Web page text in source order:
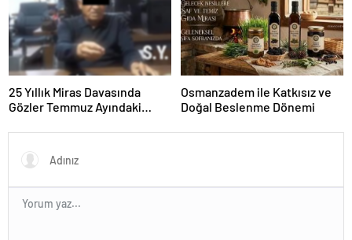
25 Yıllık Miras Davasında
Gözler Temmuz Ayındaki
Osmanzadem ile Katkısız ve
Doğal Beslenme Dönemi